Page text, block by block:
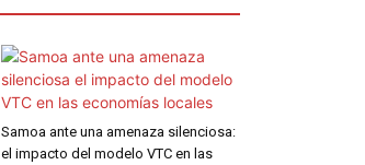
Samoa ante una amenaza silenciosa:
el impacto del modelo VTC en las